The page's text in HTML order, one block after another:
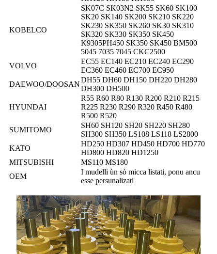
KOBELCO
SK07C SK03N2 SK55 SK60 SK100
SK20 SK140 SK200 SK210 SK220
SK230 SK350 SK260 SK30 SK310
SK320 SK330 SK350 SK450
K9305PH450 SK350 SK450 BM500
5045 7035 7045 CKC2500
VOLVO
EC55 EC140 EC210 EC240 EC290
EC360 EC460 EC700 EC950
DAEWOO/DOOSAN
DH55 DH60 DH150 DH220 DH280
DH300 DH500
HYUNDAI
R55 R60 R80 R130 R200 R210 R215
R225 R230 R290 R320 R450 R480
R500 R520
SUMITOMO
SH60 SH120 SH20 SH220 SH280
SH300 SH350 LS108 LS118 LS2800
KATO
HD250 HD307 HD450 HD700 HD770
HD800 HD820 HD1250
MITSUBISHI
MS110 MS180
OEM
I mudelli ùn sò micca listati, ponu ancu
esse persunalizati